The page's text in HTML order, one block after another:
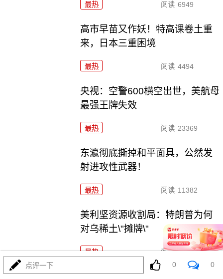
最热 阅读 6949
高市早苗又作妖！特高课卷土重
来，日本三重困境
最热 阅读 4494
央视：空警600横空出世，美航母
最强王牌失效
最热 阅读 23369
东瀛彻底撕掉和平面具，公然发
射进攻性武器！
最热 阅读 11382
美利坚资源收割局：特朗普为何
对乌稀土\"摊牌\"
最热 阅读 10473
普京不忍了！俄突破禁忌，猛轰
点评一下 0 0